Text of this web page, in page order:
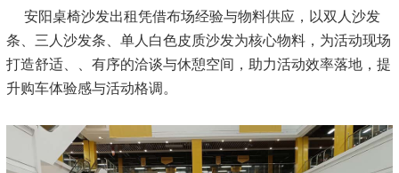
安阳桌椅沙发出租凭借布场经验与物料供应，以双人沙发
条、三人沙发条、单人白色皮质沙发为核心物料，为活动现场
打造舒适、、有序的洽谈与休憩空间，助力活动效率落地，提
升购车体验感与活动格调。